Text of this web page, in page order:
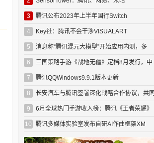
3 腾讯公布2023年上半年国行Switch
4 Key社：腾讯不会干涉VISUALART
5 消息称“腾讯混元大模型”开始应用内测，多
6 三国策略手游《战地无疆》定档8月发行，中
7 腾讯QQWindows9.9.1版本更新
8 长安汽车与腾讯签署深化战略合作协议，共同
9 6月全球热门手游收入榜：腾讯《王者荣耀》
10 腾讯多媒体实验室发布自研AI作曲框架XM